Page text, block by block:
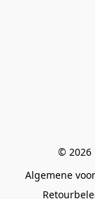
© 2026
Algemene